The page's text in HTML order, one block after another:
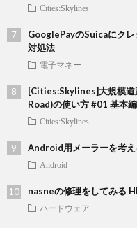
Cities:Skylines
GooglePayのSuicaにク
対処法
電子マネー
[Cities:Skylines]大規模
Road)の使い方 #01 基本
Cities:Skylines
Android用メーラーを考え
Android
nasneの修理をしてみる
ハードウェア